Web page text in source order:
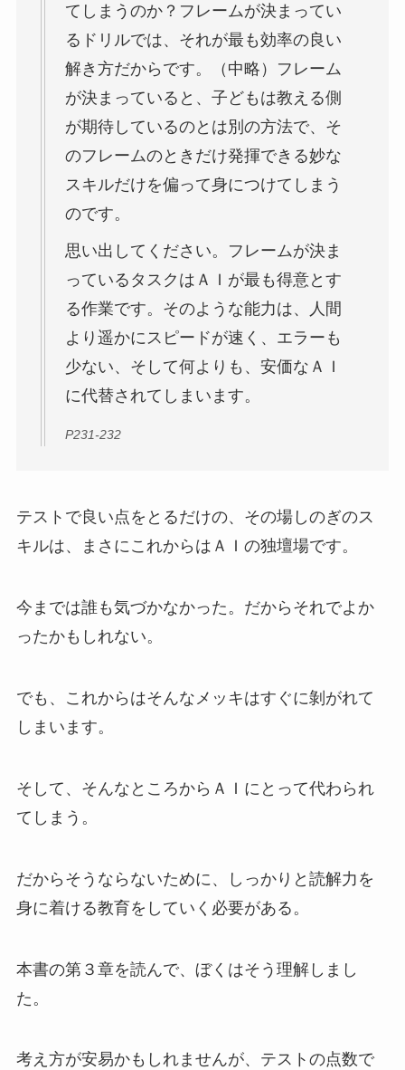
てしまうのか？フレームが決まってい
るドリルでは、それが最も効率の良い
解き方だからです。（中略）フレーム
が決まっていると、子どもは教える側
が期待しているのとは別の方法で、そ
のフレームのときだけ発揮できる妙な
スキルだけを偏って身につけてしまう
のです。
思い出してください。フレームが決ま
っているタスクはＡＩが最も得意とす
る作業です。そのような能力は、人間
より遥かにスピードが速く、エラーも
少ない、そして何よりも、安価なＡＩ
に代替されてしまいます。
P231-232
テストで良い点をとるだけの、その場しのぎのス
キルは、まさにこれからはＡＩの独壇場です。
今までは誰も気づかなかった。だからそれでよか
ったかもしれない。
でも、これからはそんなメッキはすぐに剝がれて
しまいます。
そして、そんなところからＡＩにとって代わられ
てしまう。
だからそうならないために、しっかりと読解力を
身に着ける教育をしていく必要がある。
本書の第３章を読んで、ぼくはそう理解しまし
た。
考え方が安易かもしれませんが、テストの点数で